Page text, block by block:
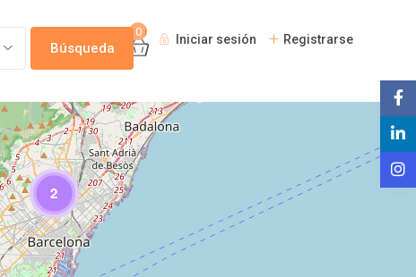
0
Iniciar sesión Registrarse
2